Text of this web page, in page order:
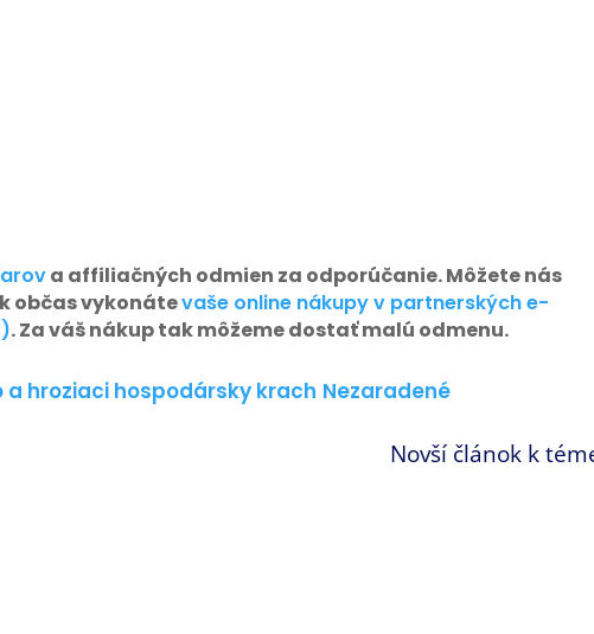
a affiliačných odmien za odporúčanie. Môžete nás
občas vykonátevaše online nákupy v partnerských e-
. Za váš nákup tak môžeme dostať malú odmenu.
hroziaci hospodársky krach Nezaradené
Novší článok k